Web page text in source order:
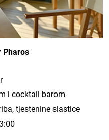
Pharos
i cocktail barom
tjestenine slastice